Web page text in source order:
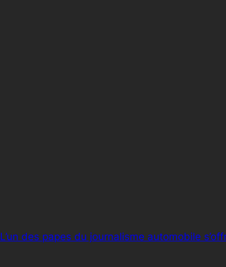
L’un des papes du journalisme automobile